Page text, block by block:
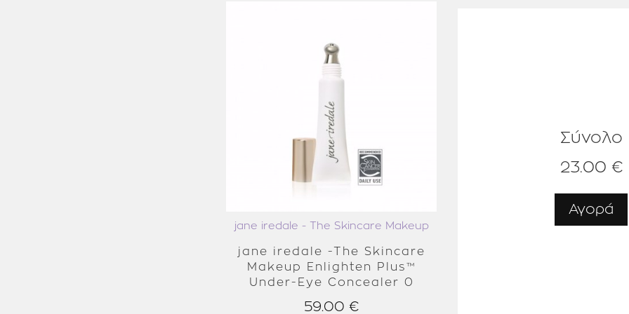
jane iredale - The Skincare Makeup
jane iredale -The Skincare
Makeup Enlighten Plus™
Under-Eye Concealer 0
59.00 €
Σύνολο
23.00 €
Αγορά